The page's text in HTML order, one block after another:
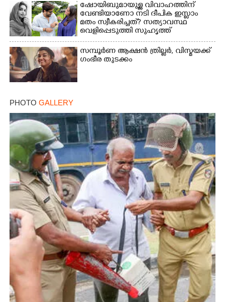
ഷോയിബുമായുള്ള വിവാഹത്തിന്
വേണ്ടിയാണോ നടി ദീപിക ഇസ്ലാം
മതം സ്വീകരിച്ചത്? സത്യാവസ്ഥ
വെളിപ്പെടുത്തി സുഹൃത്ത്‌
സമ്പൂർണ ആക്ഷൻ ത്രില്ലർ,​ വിസ്മയക്ക്
ഗംഭീര തുടക്കം
PHOTO GALLERY